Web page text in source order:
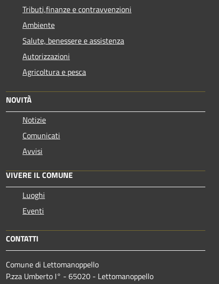
Tributi,finanze e contravvenzioni
Ambiente
Salute, benessere e assistenza
Autorizzazioni
Agricoltura e pesca
NOVITÀ
Notizie
Comunicati
Avvisi
VIVERE IL COMUNE
Luoghi
Eventi
CONTATTI
Comune di Lettomanoppello
P.zza Umberto I° - 65020 - Lettomanoppello